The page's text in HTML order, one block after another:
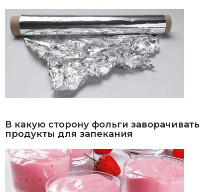
В какую сторону фольги заворачивать
продукты для запекания